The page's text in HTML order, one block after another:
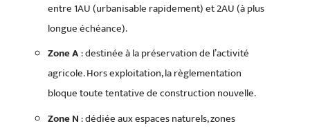
entre 1AU (urbanisable rapidement) et 2AU (à plus
longue échéance).
Zone A: destinée à la préservation de l’activité
agricole. Hors exploitation, la règlementation
bloque toute tentative de construction nouvelle.
Zone N: dédiée aux espaces naturels, zones